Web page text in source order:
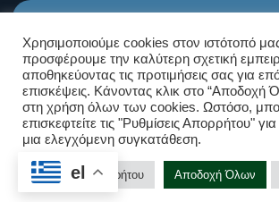
Όροι Χρήσης Σελίδας &
Απορρήτου
Copyright © Kolossos Security
Υποστήριξη
Χρησιμοποιούμε cookies στον ιστότοπό
προσφέρουμε την καλύτερη σχετική
αποθηκεύοντας τις προτιμήσεις σας για
επισκέψεις. Κάνοντας κλικ στο “Αποδοχή
στη χρήση όλων των cookies. Ωστόσο,
επισκεφτείτε τις "Ρυθμίσεις Απορρήτου"
μια ελεγχόμενη συγκατάθεση.
Ρυθμίσεις Απορρήτου Αποδοχή Όλων
el
Επικοινωνήστε μαζί